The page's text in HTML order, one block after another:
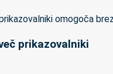
prikazovalniki